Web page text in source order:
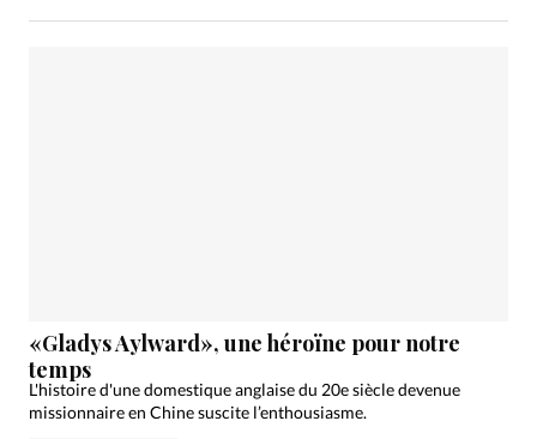
«Gladys Aylward», une héroïne pour notre
temps
L'histoire d'une domestique anglaise du 20e siècle devenue
missionnaire en Chine suscite l’enthousiasme.